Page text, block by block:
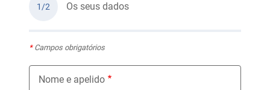
1/2 Os seus dados
*Campos obrigatórios
Nome e apelido